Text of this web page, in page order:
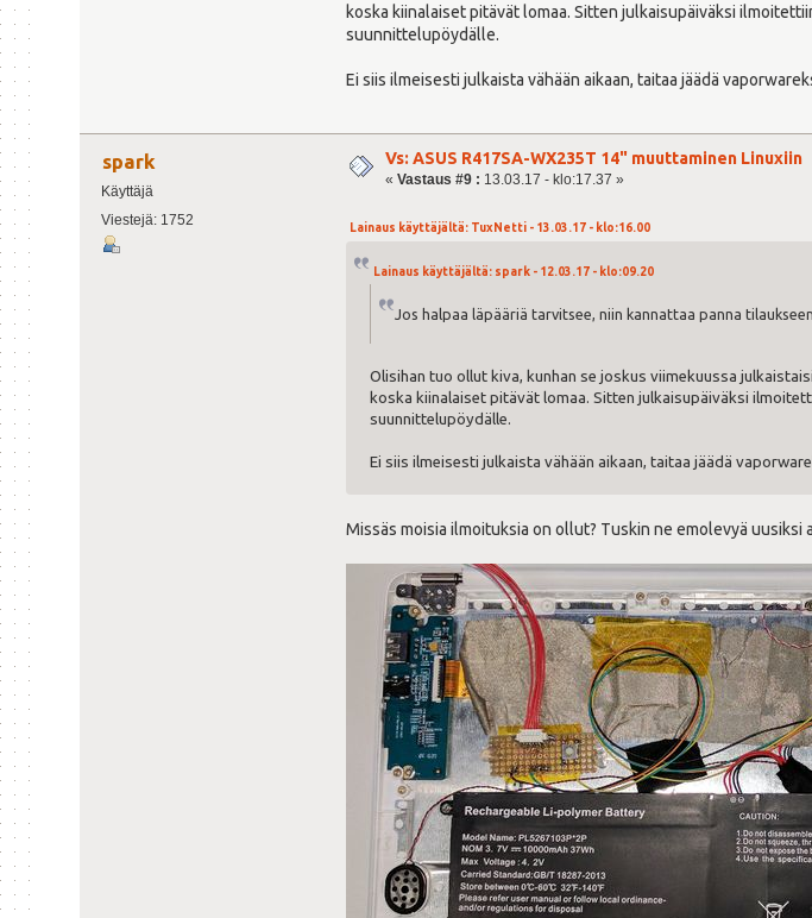
koska kiinalaiset pitävät lomaa. Sitten julkaisupäiväksi
suunnittelupöydälle.
Ei siis ilmeisesti julkaista vähään aikaan, taitaa jäädä
spark
Käyttäjä
Viestejä: 1752
Vs: ASUS R417SA-WX235T 14" muuttaminen Linuxiin
«Vastaus #9 : 13.03.17 - klo:17.37 »
Lainaus käyttäjältä: TuxNetti - 13.03.17 - klo:16.00
Lainaus käyttäjältä: spark - 12.03.17 - klo:09.20
Jos halpaa läpääriä tarvitsee, niin kannattaa panna
Olisihan tuo ollut kiva, kunhan se joskus viimekuussa
koska kiinalaiset pitävät lomaa. Sitten julkaisupäiväksi
suunnittelupöydälle.
Ei siis ilmeisesti julkaista vähään aikaan, taitaa jäädä
Missäs moisia ilmoituksia on ollut? Tuskin ne emolevyä uusiksi